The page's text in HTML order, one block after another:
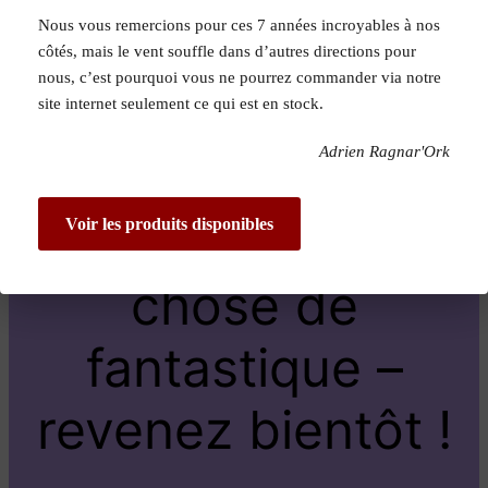
Pardon pour le
dérangement !
Nous travaillons
sur quelque
chose de
fantastique –
revenez bientôt !
Nous vous remercions pour ces 7 années incroyables à nos
côtés, mais le vent souffle dans d’autres directions pour
nous, c’est pourquoi vous ne pourrez commander via notre
site internet seulement ce qui est en stock.
Adrien Ragnar'Ork
Voir les produits disponibles